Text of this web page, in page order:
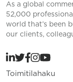
As a global
52,000
world that’s been
our clients,
Toimitilahaku